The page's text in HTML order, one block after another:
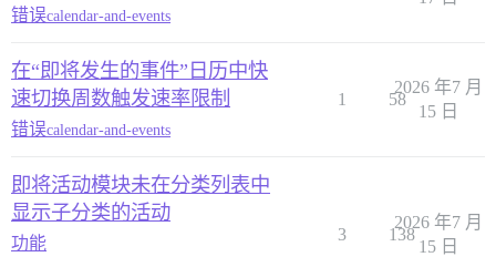
错误calendar-and-events
在“即将发生的事件”日历中快
速切换周数触发速率限制
错误calendar-and-events
1 58
2026 年7 月
15 日
即将活动模块未在分类列表中
显示子分类的活动
功能 3 138
2026 年7 月
15 日